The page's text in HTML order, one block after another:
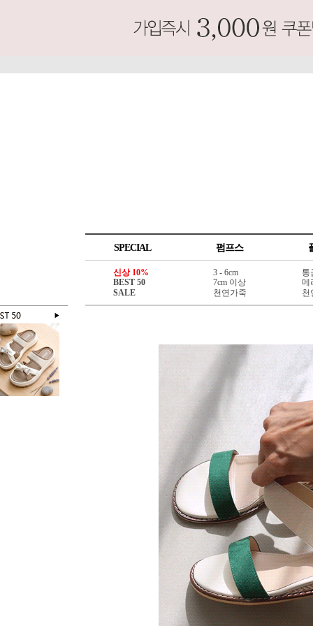
SPECIAL 펌프스
신상 10%
BEST 50
SALE
3 - 6cm
7cm 이상
천연가죽
통
메
천